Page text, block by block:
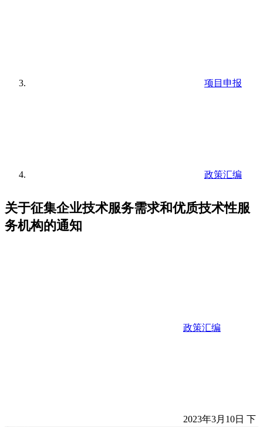
项目申报
政策汇编
关于征集企业技术服务需求和优质技术性服
务机构的通知
政策汇编
2023年3月10日 下